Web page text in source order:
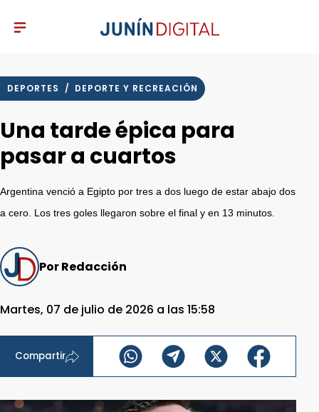
DEPORTES / DEPORTE Y RECREACIÓN
Una tarde épica para
pasar a cuartos
Argentina venció a Egipto por tres a dos luego de estar abajo dos
a cero. Los tres goles llegaron sobre el final y en 13 minutos.
Por Redacción
Martes, 07 de julio de 2026 a las 15:58
Compartir